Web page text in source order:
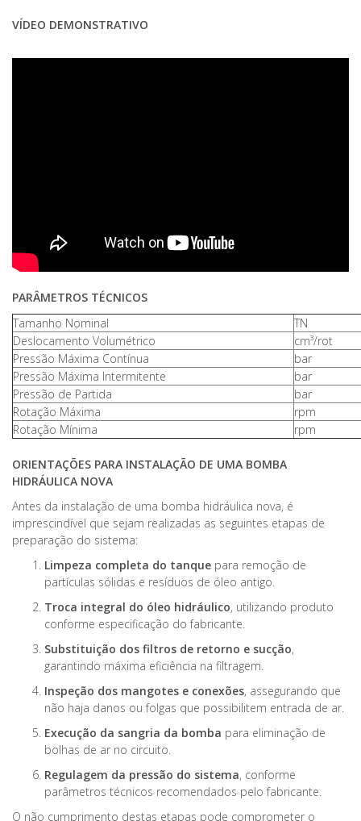
VÍDEO DEMONSTRATIVO
PARÂMETROS TÉCNICOS
Tamanho Nominal
TN
Deslocamento Volumétrico
cm³/rot
Pressão Máxima Contínua
bar
Pressão Máxima Intermitente
bar
Pressão de Partida
bar
Rotação Máxima
rpm
Rotação Mínima
rpm
ORIENTAÇÕES PARA INSTALAÇÃO DE UMA BOMBA
HIDRÁULICA NOVA
Antes da instalação de uma bomba hidráulica nova, é
imprescindível que sejam realizadas as seguintes etapas de
preparação do sistema:
Limpeza completa do tanque para remoção de
partículas sólidas e resíduos de óleo antigo.
Troca integral do óleo hidráulico, utilizando produto
conforme especificação do fabricante.
Substituição dos filtros de retorno e sucção,
garantindo máxima eficiência na filtragem.
Inspeção dos mangotes e conexões, assegurando que
não haja danos ou folgas que possibilitem entrada de ar.
Execução da sangria da bomba para eliminação de
bolhas de ar no circuito.
Regulagem da pressão do sistema, conforme
parâmetros técnicos recomendados pelo fabricante.
O não cumprimento destas etapas pode comprometer o